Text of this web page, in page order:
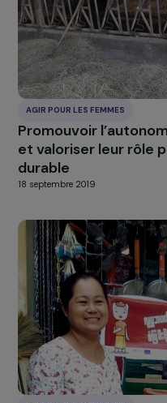
Soutenir
création d’un
et locale au sein
18 septembre 2019
AGIR POUR LES FEMMES
Accompagner les
production
dans la création